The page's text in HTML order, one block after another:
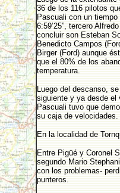
36 de los 116 pilotos
Pascuali con un tiempo
6:59’25”, tercero
concluir son Esteban
Benedicto Campos
Birger (Ford) aunque
que el 80% de los
temperatura.
Luego del descanso,
siguiente y ya desde el
Pascuali tuvo que
su caja de velocidades.
En la localidad de
Entre Pigüé y Coronel
segundo Mario
con los problemas-
punteros.